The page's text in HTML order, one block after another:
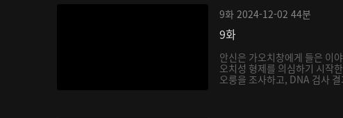
9화 2024-12-02 44분
9화
안신은 가오치창에게 들은 이
오치성 형제를 의심하기 시작
오룽을 조사하고, DNA 검사